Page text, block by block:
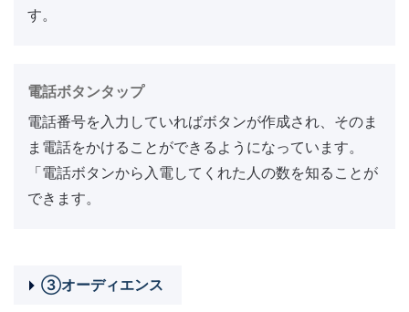
す。
電話ボタンタップ
電話番号を入力していればボタンが作成され、そのま
ま電話をかけることができるようになっています。
「電話ボタンから入電してくれた人の数を知ることが
できます。
③オーディエンス